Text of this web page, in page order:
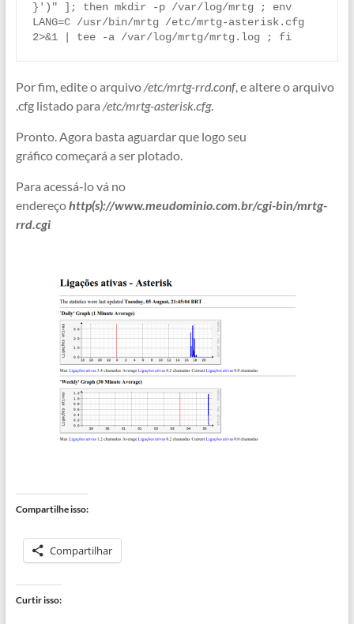
}')" ]; then mkdir -p /var/log/mrtg ; env
LANG=C /usr/bin/mrtg /etc/mrtg-asterisk.cfg
2>&1 | tee -a /var/log/mrtg/mrtg.log ; fi
Por fim, edite o arquivo/etc/mrtg-rrd.conf, e altere o arquivo
.cfg listado para /etc/mrtg-asterisk.cfg.
Pronto. Agora basta aguardar que logo seu
gráfico começará a ser plotado.
Para acessá-lo vá no
endereçohttp(s)://www.meudominio.com.br/cgi-bin/mrtg-
rrd.cgi
Compartilhe isso:
Compartilhar
Curtir isso: